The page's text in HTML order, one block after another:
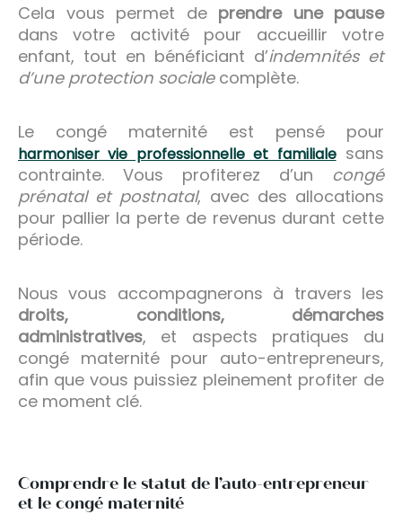
Cela vous permet de prendre une pause
dans votre activité pour accueillir votre
enfant, tout en bénéficiant d’indemnités et
d’une protection socialecomplète.
Le congé maternité est pensé pour
harmoniser vie professionnelle et familialesans
contrainte. Vous profiterez d’un congé
prénatal et postnatal, avec des allocations
pour pallier la perte de revenus durant cette
période.
Nous vous accompagnerons à travers les
droits, conditions, démarches
administratives, et aspects pratiques du
congé maternité pour auto-entrepreneurs,
afin que vous puissiez pleinement profiter de
ce moment clé.
Comprendre le statut de l’auto-entrepreneur
et le congé maternité